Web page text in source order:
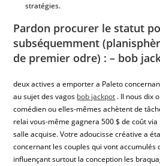
stratégies.
Pardon procurer le statut
subséquemment
de premier odre) : – bob
deux actives a emporter a Paleto
au sujet des vagos bob jackpot . Il nous dix
comédien ou elles-mêmes achètent de
relai vous-même gagnera 500 $ de coût
salle acquise. Votre adoucisse créative a
concernant les couples qui vont accumulés
influençant surtout la conception les